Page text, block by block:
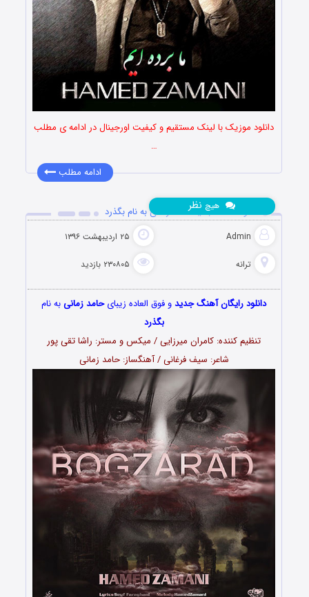
دانلود موزیک با لینک مستقیم و کیفیت اورجینال در ادامه ی مطلب
…
ادامه مطلب
دانلود آهنگ جدید حامد زمانی به نام بگذرد
Admin ۲۵ اردیبهشت ۱۳۹۶
ترانه ۲۳۰۸۰۵ بازدید
هیچ نظر
دانلود رایگان آهنگ جدیدو فوق العاده زیبایحامد زمانیبه نام
بگذرد
تنظیم کننده: کامران میرزایی / میکس و مستر: راشا تقی پور
شاعر: سیف فرغانی / آهنگساز: حامد زمانی